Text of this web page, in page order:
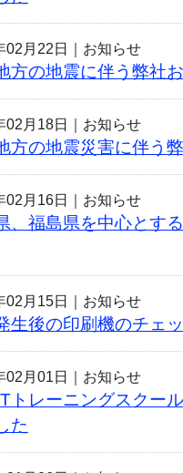
02月22日｜ お知らせ
方の地震に伴う弊社
02月18日｜ お知らせ
方の地震災害に伴う
02月16日｜ お知らせ
、福島県を中心とす
02月15日｜ お知らせ
生後の印刷機のチェ
02月01日｜ お知らせ
トレーニングスクー
た